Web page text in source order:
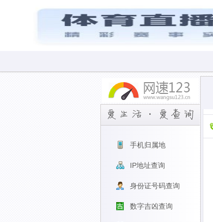
手机归属地
IP地址查询
身份证号码查询
数字吉凶查询